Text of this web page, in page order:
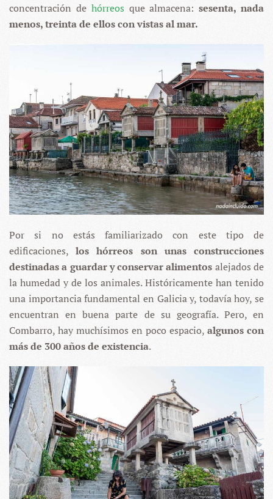
concentración de hórreos que almacena:sesenta, nada
menos, treinta de ellos con vistas al mar.
Por si no estás familiarizado con este tipo de
edificaciones,los hórreos son unas construcciones
destinadas a guardar y conservar alimentos alejados de
la humedad y de los animales. Históricamente han tenido
una importancia fundamental en Galicia y, todavía hoy, se
encuentran en buena parte de su geografía. Pero, en
Combarro, hay muchísimos en poco espacio, algunos con
más de 300 años de existencia.